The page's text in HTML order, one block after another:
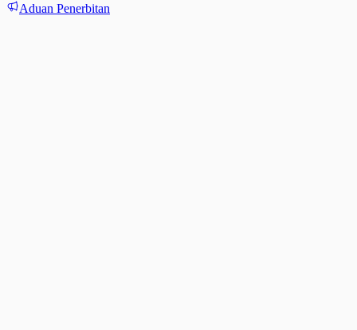
Aduan Penerbitan